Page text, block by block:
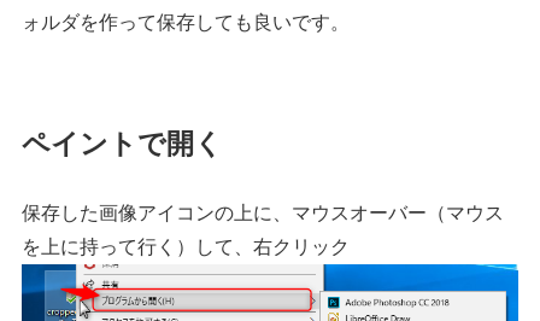
ォルダを作って保存しても良いです。
ペイントで開く
保存した画像アイコンの上に、マウスオーバー（マウス
を上に持って行く）して、右クリック